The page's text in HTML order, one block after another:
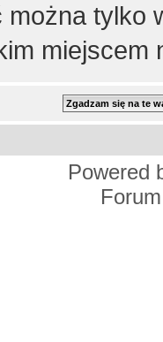
można tylko
miejscem
Powered